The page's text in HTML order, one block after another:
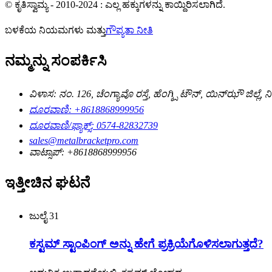
© ಕೃತಿಸ್ವಾಮ್ಯ - 2010-2024 : ಎಲ್ಲ ಹಕ್ಕುಗಳನ್ನು ಕಾಯ್ದಿರಿಸಲಾಗಿದೆ.
ಬಳಕೆಯ ನಿಯಮಗಳು ಮತ್ತುಗೌಪ್ಯತಾ ನೀತಿ
ನಮ್ಮನ್ನು ಸಂಪರ್ಕಿಸಿ
ವಿಳಾಸ: ನಂ. 126, ಚೆಂಗ್ಯಾವೊ ರಸ್ತೆ, ಹೆಂಗ್ಕ್ಸಿ ಟೌನ್, ಯಿನ್‌ಝೌ ಜಿಲ್ಲೆ,
ದೂರವಾಣಿ: +8618868999956
ದೂರವಾಣಿ/ಫ್ಯಾಕ್ಸ್: 0574-82832739
sales@metalbracketpro.com
ವಾಟ್ಸಾಪ್: +8618868999956
ಇತ್ತೀಚಿನ ಘಟನೆ
ಜುಲೈ 31
ಕಸ್ಟಮ್ ಸ್ಟಾಂಪಿಂಗ್ ಅನ್ನು ಹೇಗೆ ಪ್ರಕ್ರಿಯೆಗೊಳಿಸಲಾಗುತ್ತದೆ?